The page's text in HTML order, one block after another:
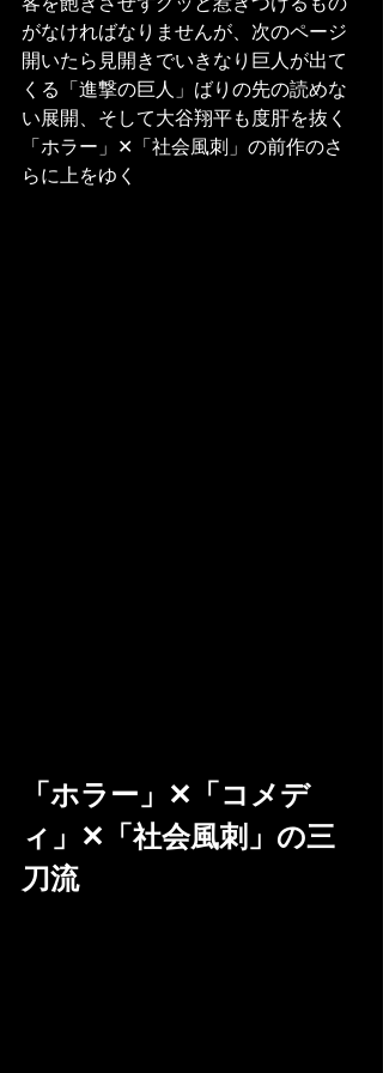
がなければなりませんが、次のページ
開いたら見開きでいきなり巨人が出て
くる「進撃の巨人」ばりの先の読めな
い展開、そして大谷翔平も度肝を抜く
「ホラー」✕「社会風刺」の前作のさ
らに上をゆく
「ホラー」✕「コメデ
ィ」✕「社会風刺」の三
刀流